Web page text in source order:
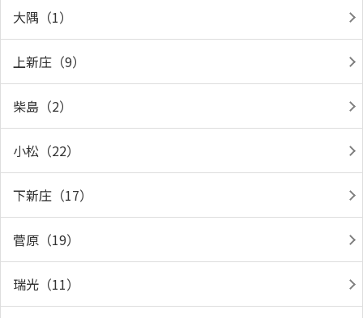
大隅（1）
上新庄（9）
柴島（2）
小松（22）
下新庄（17）
菅原（19）
瑞光（11）